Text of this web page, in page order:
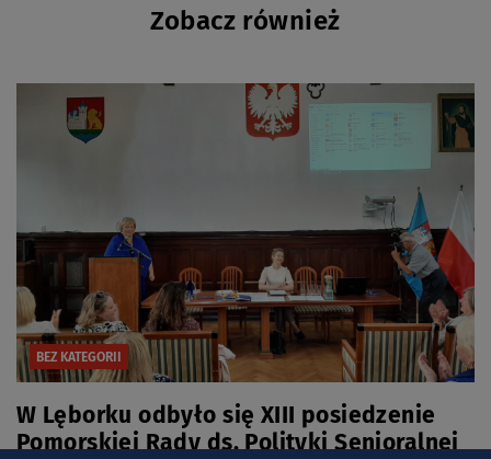
Zobacz również
BEZ KATEGORII
W Lęborku odbyło się XIII posiedzenie
Pomorskiej Rady ds. Polityki Senioralnej